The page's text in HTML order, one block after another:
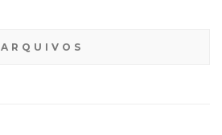
ARQUIVOS